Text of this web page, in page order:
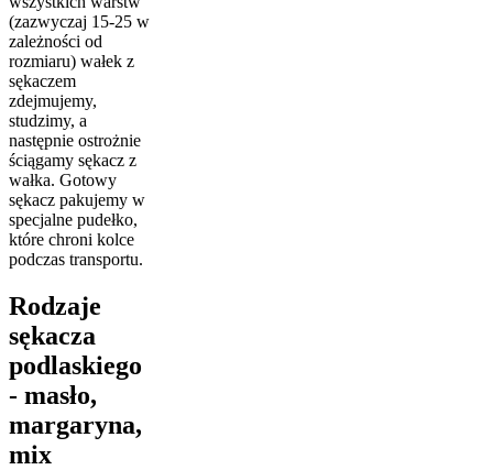
(zazwyczaj 15-25 w
zależności od
rozmiaru) wałek z
sękaczem
zdejmujemy,
studzimy, a
następnie ostrożnie
ściągamy sękacz z
wałka. Gotowy
sękacz pakujemy w
specjalne pudełko,
które chroni kolce
podczas transportu.
Rodzaje
sękacza
podlaskiego
- masło,
margaryna,
mix